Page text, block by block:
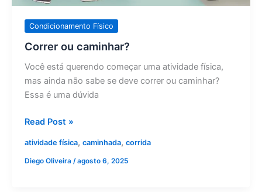
Condicionamento Físico
Correr ou caminhar?
Você está querendo começar uma atividade física,
mas ainda não sabe se deve correr ou caminhar?
Essa é uma dúvida
Read Post »
atividade física, caminhada, corrida
Diego Oliveira /agosto 6, 2025